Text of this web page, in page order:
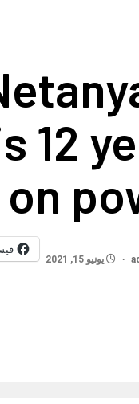
12
يونيو 15, 2021